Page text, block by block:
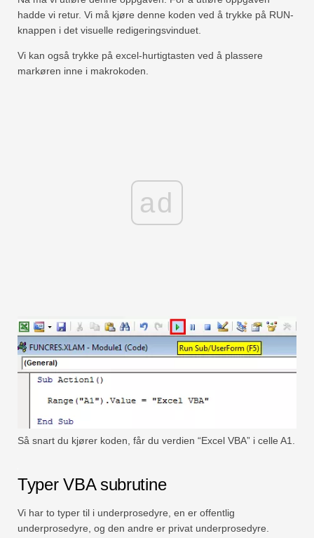
hadde vi retur. Vi må kjøre denne koden ved å trykke på RUN-
knappen i det visuelle redigeringsvinduet.
Vi kan også trykke på excel-hurtigtasten ved å plassere
markøren inne i makrokoden.
ad
Så snart du kjører koden, får du verdien “Excel VBA” i celle A1.
Typer VBA subrutine
Vi har to typer til i underprosedyre, en er offentlig
underprosedyre, og den andre er privat underprosedyre.